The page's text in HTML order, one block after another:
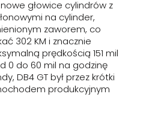
głowice cylindrów z
na cylinder,
zaworem, co
302 KM i znacznie
prędkością 151 mil
0 do 60 mil na godzinę
DB4 GT był przez krótki
produkcyjnym